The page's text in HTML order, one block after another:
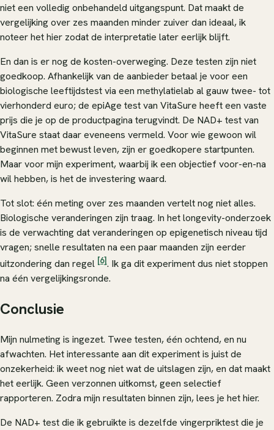
niet een volledig onbehandeld uitgangspunt. Dat maakt de
vergelijking over zes maanden minder zuiver dan ideaal, ik
noteer het hier zodat de interpretatie later eerlijk blijft.
En dan is er nog de kosten-overweging. Deze testen zijn niet
goedkoop. Afhankelijk van de aanbieder betaal je voor een
biologische leeftijdstest via een methylatielab al gauw twee- tot
vierhonderd euro; de epiAge test van VitaSure heeft een vaste
prijs die je op de productpagina terugvindt. De NAD+ test van
VitaSure staat daar eveneens vermeld. Voor wie gewoon wil
beginnen met bewust leven, zijn er goedkopere startpunten.
Maar voor mijn experiment, waarbij ik een objectief voor-en-na
wil hebben, is het de investering waard.
Tot slot: één meting over zes maanden vertelt nog niet alles.
Biologische veranderingen zijn traag. In het longevity-onderzoek
is de verwachting dat veranderingen op epigenetisch niveau tijd
vragen; snelle resultaten na een paar maanden zijn eerder
uitzondering dan regel [6]. Ik ga dit experiment dus niet stoppen
na één vergelijkingsronde.
Conclusie
Mijn nulmeting is ingezet. Twee testen, één ochtend, en nu
afwachten. Het interessante aan dit experiment is juist de
onzekerheid: ik weet nog niet wat de uitslagen zijn, en dat maakt
het eerlijk. Geen verzonnen uitkomst, geen selectief
rapporteren. Zodra mijn resultaten binnen zijn, lees je het hier.
De NAD+ test die ik gebruikte is dezelfde vingerpriktest die je